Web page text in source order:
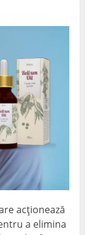
acționează
a elimina